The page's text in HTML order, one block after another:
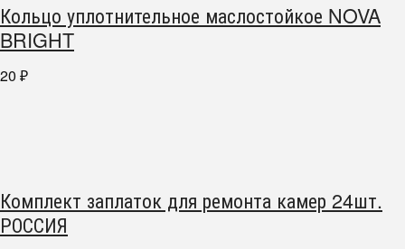
Кольцо уплотнительное маслостойкое NOVA
BRIGHT
20 ₽
Комплект заплаток для ремонта камер 24шт.
РОССИЯ